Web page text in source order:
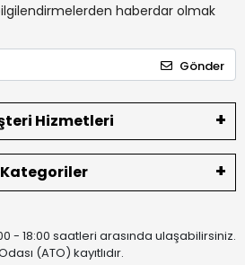
haberdar olmak
Gönder
Hizmetleri
Kategoriler
- 18:00 saatleri arasında ulaşabilirsiniz.
(ATO) kayıtlıdır.